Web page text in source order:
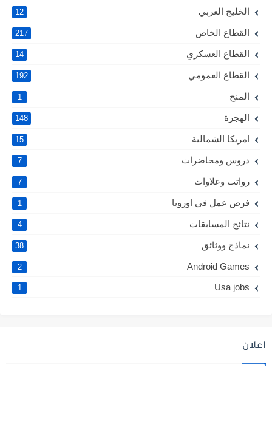
الخليج العربي 12
القطاع الخاص 217
القطاع العسكري 14
القطاع العمومي 192
المنح 1
الهجرة 148
امريكا الشمالية 15
دروس ومحاضرات 7
رواتب وعلاوات 7
فرص عمل في اوروبا 1
نتائج المسابقات 4
نماذج ووثائق 38
Android Games
2
Usa jobs
1
اعلان